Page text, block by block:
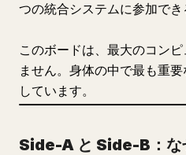
つの統合システムに参加でき
このボードは、最大のコン
ません。身体の中で最も重
しています。
Side-A と Side-B：